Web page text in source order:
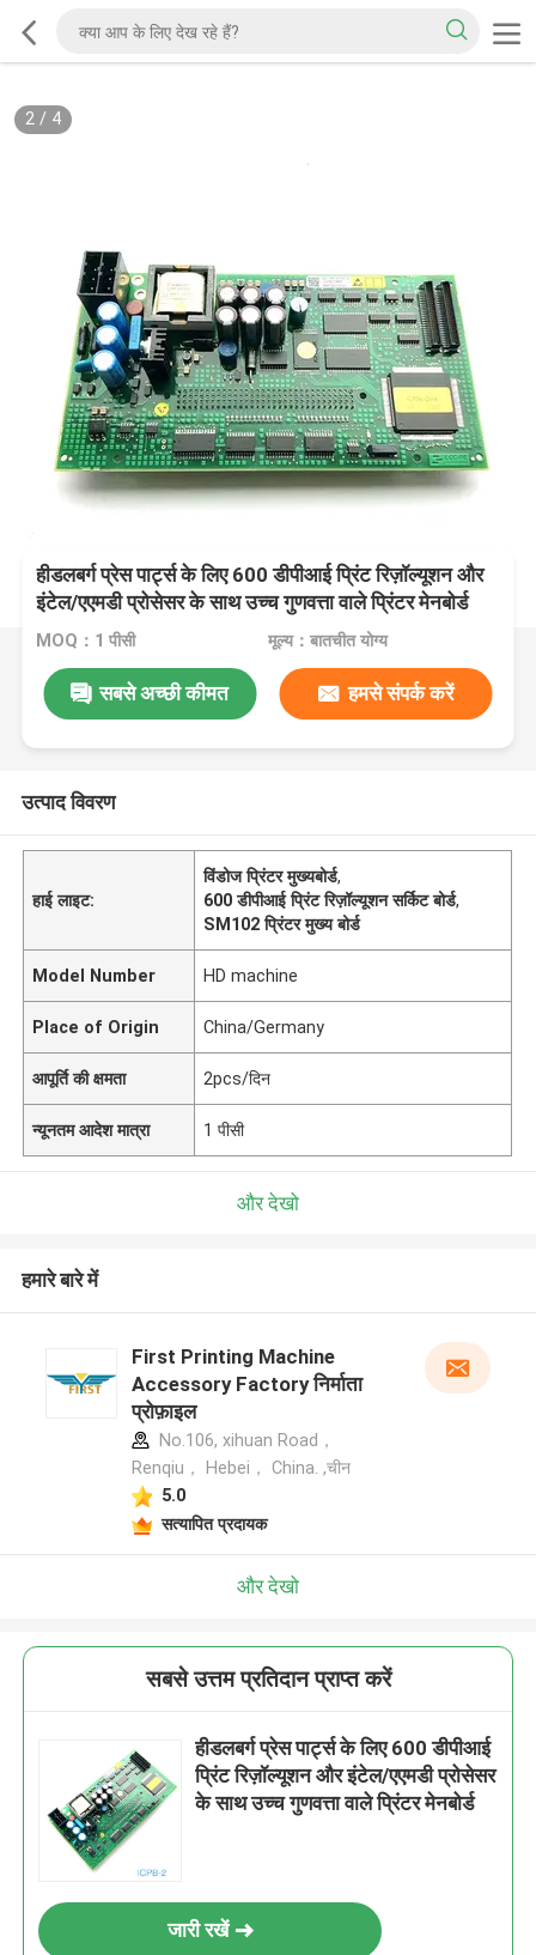
2/ 4
हीडलबर्ग प्रेस पार्ट्स के लिए 600 डीपीआई प्रिंट रिज़ॉल्यूशन और
इंटेल/एएमडी प्रोसेसर के साथ उच्च गुणवत्ता वाले प्रिंटर मेनबोर्ड
MOQ：1 पीसी मूल्य：बातचीत योग्य
सबसे अच्छी कीमत हमसे संपर्क करें
उत्पाद विवरण
हाई लाइट:
विंडोज प्रिंटर मुख्यबोर्ड,
600 डीपीआई प्रिंट रिज़ॉल्यूशन सर्किट बोर्ड,
SM102 प्रिंटर मुख्य बोर्ड
Model Number HD machine
Place of Origin China/Germany
आपूर्ति की क्षमता 2pcs/दिन
न्यूनतम आदेश मात्रा 1 पीसी
और देखो
हमारे बारे में
First Printing Machine
Accessory Factory निर्माता
प्रोफ़ाइल
No.106, xihuan Road，
Renqiu， Hebei， China. ,चीन
5.0
सत्यापित प्रदायक
और देखो
सबसे उत्तम प्रतिदान प्राप्त करें
हीडलबर्ग प्रेस पार्ट्स के लिए 600 डीपीआई
प्रिंट रिज़ॉल्यूशन और इंटेल/एएमडी प्रोसेसर
के साथ उच्च गुणवत्ता वाले प्रिंटर मेनबोर्ड
जारी रखें